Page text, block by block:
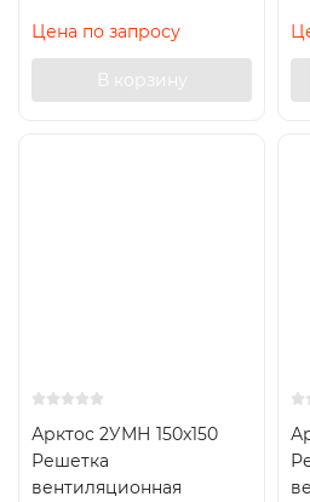
Цена по запросу
В корзину
Арктос 2УМН 150x150
Решетка
вентиляционная